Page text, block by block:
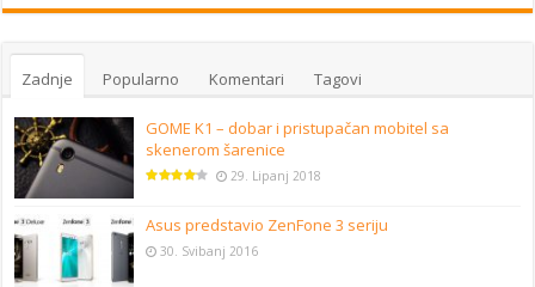
Zadnje Popularno Komentari Tagovi
GOME K1 – dobar i pristupačan mobitel sa
skenerom šarenice
29. Lipanj 2018
Asus predstavio ZenFone 3 seriju
30. Svibanj 2016